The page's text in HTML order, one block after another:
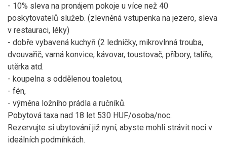
- 10% sleva na pronájem pokoje u více než 40
poskytovatelů služeb. (zlevněná vstupenka na jezero, sleva
v restauraci, léky)
- dobře vybavená kuchyň (2 ledničky, mikrovlnná trouba,
dvouvařič, varná konvice, kávovar, toustovač, příbory, talíře,
utěrka atd.
- koupelna s oddělenou toaletou,
- fén,
- výměna ložního prádla a ručníků.
Pobytová taxa nad 18 let 530 HUF/osoba/noc.
Rezervujte si ubytování již nyní, abyste mohli strávit noci v
ideálních podmínkách.